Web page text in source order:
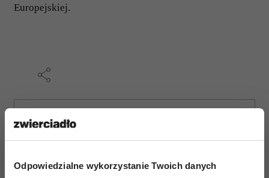
Odpowiedzialne wykorzystanie Twoich danych
Europejskiej.